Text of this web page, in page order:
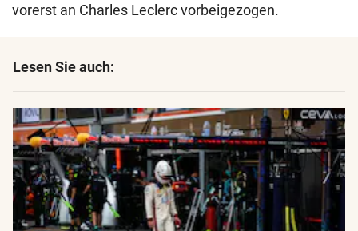
vorerst an Charles Leclerc vorbeigezogen.
Lesen Sie auch: